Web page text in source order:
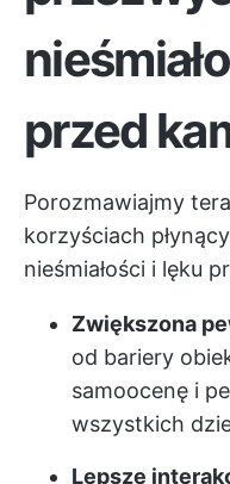
przed
Porozmawiajmy
korzyściach
nieśmiałości i lęku
Zwiększona
od bariery
samoocenę i
wszystkich
Lepsze